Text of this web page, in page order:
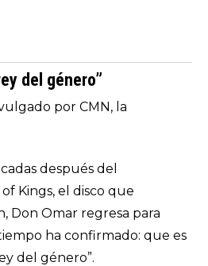
del género”
por CMN, la
después del
Kings, el disco que
Don Omar regresa para
ha confirmado: que es
del género”.